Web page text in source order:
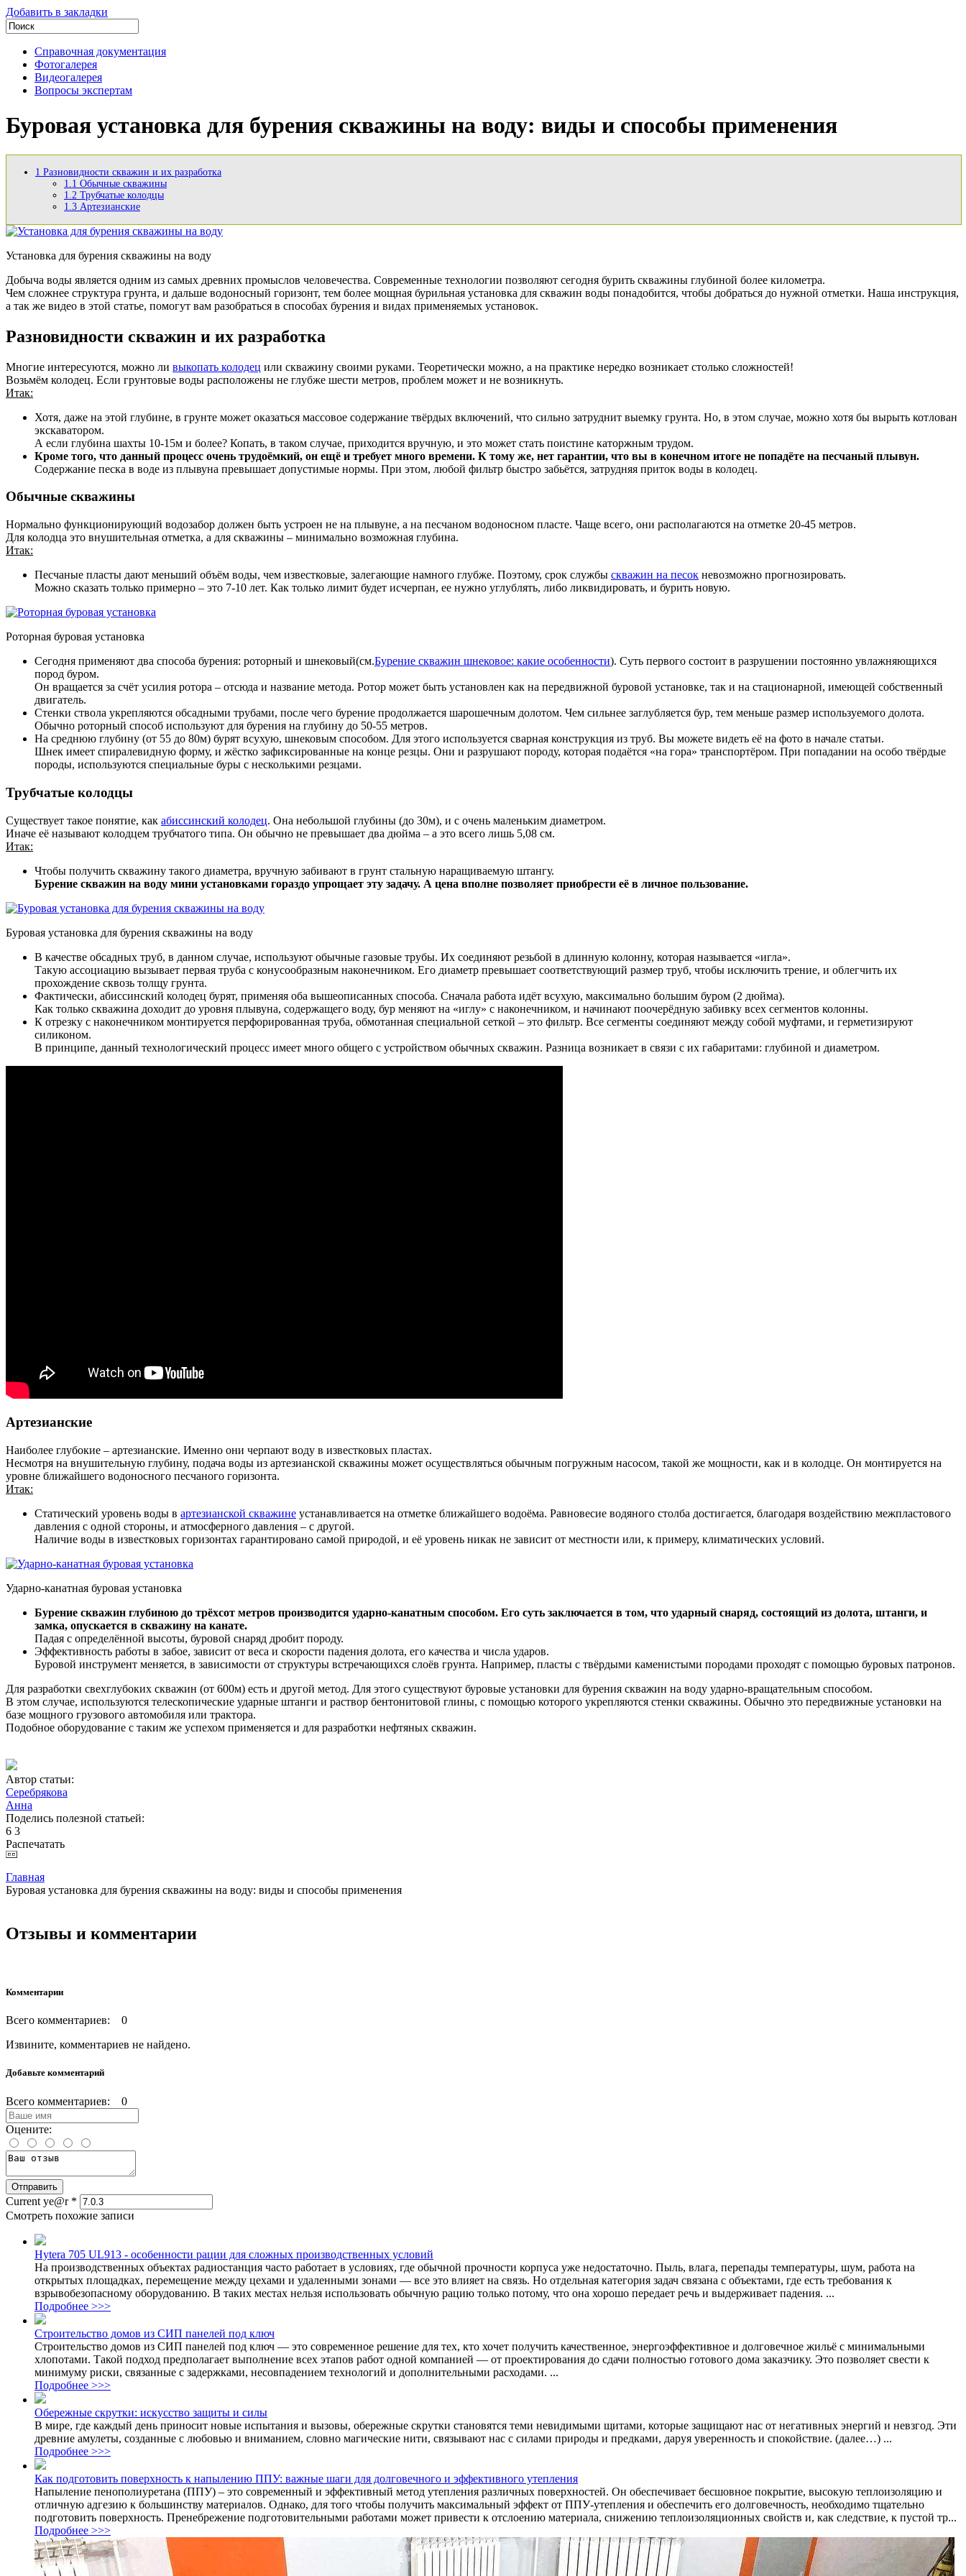
Добавить в закладки
Справочная документация
Фотогалерея
Видеогалерея
Вопросы экспертам
Буровая установка для бурения скважины на воду: виды и способы применения
1 Разновидности скважин и их разработка
1.1 Обычные скважины
1.2 Трубчатые колодцы
1.3 Артезианские
Установка для бурения скважины на воду
Добыча воды является одним из самых древних промыслов человечества. Современные технологии позволяют сегодня бурить скважины глубиной более километра.
Чем сложнее структура грунта, и дальше водоносный горизонт, тем более мощная бурильная установка для скважин воды понадобится, чтобы добраться до нужной отметки. Наша инструкция,
а так же видео в этой статье, помогут вам разобраться в способах бурения и видах применяемых установок.
Разновидности скважин и их разработка
Многие интересуются, можно ли выкопать колодец или скважину своими руками. Теоретически можно, а на практике нередко возникает столько сложностей!
Возьмём колодец. Если грунтовые воды расположены не глубже шести метров, проблем может и не возникнуть.
Итак:
Хотя, даже на этой глубине, в грунте может оказаться массовое содержание твёрдых включений, что сильно затруднит выемку грунта. Но, в этом случае, можно хотя бы вырыть котлован
экскаватором.
А если глубина шахты 10-15м и более? Копать, в таком случае, приходится вручную, и это может стать поистине каторжным трудом.
Кроме того, что данный процесс очень трудоёмкий, он ещё и требует много времени. К тому же, нет гарантии, что вы в конечном итоге не попадёте на песчаный плывун.
Содержание песка в воде из плывуна превышает допустимые нормы. При этом, любой фильтр быстро забьётся, затрудняя приток воды в колодец.
Обычные скважины
Нормально функционирующий водозабор должен быть устроен не на плывуне, а на песчаном водоносном пласте. Чаще всего, они располагаются на отметке 20-45 метров.
Для колодца это внушительная отметка, а для скважины – минимально возможная глубина.
Итак:
Песчаные пласты дают меньший объём воды, чем известковые, залегающие намного глубже. Поэтому, срок службы скважин на песок невозможно прогнозировать.
Можно сказать только примерно – это 7-10 лет. Как только лимит будет исчерпан, ее нужно углублять, либо ликвидировать, и бурить новую.
Роторная буровая установка
Сегодня применяют два способа бурения: роторный и шнековый(см.Бурение скважин шнековое: какие особенности). Суть первого состоит в разрушении постоянно увлажняющихся
пород буром.
Он вращается за счёт усилия ротора – отсюда и название метода. Ротор может быть установлен как на передвижной буровой установке, так и на стационарной, имеющей собственный
двигатель.
Стенки ствола укрепляются обсадными трубами, после чего бурение продолжается шарошечным долотом. Чем сильнее заглубляется бур, тем меньше размер используемого долота.
Обычно роторный способ используют для бурения на глубину до 50-55 метров.
На среднюю глубину (от 55 до 80м) бурят всухую, шнековым способом. Для этого используется сварная конструкция из труб. Вы можете видеть её на фото в начале статьи.
Шнек имеет спиралевидную форму, и жёстко зафиксированные на конце резцы. Они и разрушают породу, которая подаётся «на гора» транспортёром. При попадании на особо твёрдые
породы, используются специальные буры с несколькими резцами.
Трубчатые колодцы
Существует такое понятие, как абиссинский колодец. Она небольшой глубины (до 30м), и с очень маленьким диаметром.
Иначе её называют колодцем трубчатого типа. Он обычно не превышает два дюйма – а это всего лишь 5,08 см.
Итак:
Чтобы получить скважину такого диаметра, вручную забивают в грунт стальную наращиваемую штангу.
Бурение скважин на воду мини установками гораздо упрощает эту задачу. А цена вполне позволяет приобрести её в личное пользование.
Буровая установка для бурения скважины на воду
В качестве обсадных труб, в данном случае, используют обычные газовые трубы. Их соединяют резьбой в длинную колонну, которая называется «игла».
Такую ассоциацию вызывает первая труба с конусообразным наконечником. Его диаметр превышает соответствующий размер труб, чтобы исключить трение, и облегчить их
прохождение сквозь толщу грунта.
Фактически, абиссинский колодец бурят, применяя оба вышеописанных способа. Сначала работа идёт всухую, максимально большим буром (2 дюйма).
Как только скважина доходит до уровня плывуна, содержащего воду, бур меняют на «иглу» с наконечником, и начинают поочерёдную забивку всех сегментов колонны.
К отрезку с наконечником монтируется перфорированная труба, обмотанная специальной сеткой – это фильтр. Все сегменты соединяют между собой муфтами, и герметизируют
силиконом.
В принципе, данный технологический процесс имеет много общего с устройством обычных скважин. Разница возникает в связи с их габаритами: глубиной и диаметром.
Артезианские
Наиболее глубокие – артезианские. Именно они черпают воду в известковых пластах.
Несмотря на внушительную глубину, подача воды из артезианской скважины может осуществляться обычным погружным насосом, такой же мощности, как и в колодце. Он монтируется на
уровне ближайшего водоносного песчаного горизонта.
Итак:
Статический уровень воды в артезианской скважине устанавливается на отметке ближайшего водоёма. Равновесие водяного столба достигается, благодаря воздействию межпластового
давления с одной стороны, и атмосферного давления – с другой.
Наличие воды в известковых горизонтах гарантировано самой природой, и её уровень никак не зависит от местности или, к примеру, климатических условий.
Ударно-канатная буровая установка
Бурение скважин глубиною до трёхсот метров производится ударно-канатным способом. Его суть заключается в том, что ударный снаряд, состоящий из долота, штанги, и
замка, опускается в скважину на канате.
Падая с определённой высоты, буровой снаряд дробит породу.
Эффективность работы в забое, зависит от веса и скорости падения долота, его качества и числа ударов.
Буровой инструмент меняется, в зависимости от структуры встречающихся слоёв грунта. Например, пласты с твёрдыми каменистыми породами проходят с помощью буровых патронов.
Для разработки свехглубоких скважин (от 600м) есть и другой метод. Для этого существуют буровые установки для бурения скважин на воду ударно-вращательным способом.
В этом случае, используются телескопические ударные штанги и раствор бентонитовой глины, с помощью которого укрепляются стенки скважины. Обычно это передвижные установки на
базе мощного грузового автомобиля или трактора.
Подобное оборудование с таким же успехом применяется и для разработки нефтяных скважин.
Автор статьи:
Серебрякова
Анна
Поделись полезной статьей:
6 3
Распечатать
Главная
Буровая установка для бурения скважины на воду: виды и способы применения
Отзывы и комментарии
Комментарии
Всего комментариев: 0
Извините, комментариев не найдено.
Добавьте комментарий
Всего комментариев: 0
Оцените:
Current ye@r *
Смотреть похожие записи
Hytera 705 UL913 - особенности рации для сложных производственных условий
На производственных объектах радиостанция часто работает в условиях, где обычной прочности корпуса уже недостаточно. Пыль, влага, перепады температуры, шум, работа на
открытых площадках, перемещение между цехами и удаленными зонами — все это влияет на связь. Но отдельная категория задач связана с объектами, где есть требования к
взрывобезопасному оборудованию. В таких местах нельзя использовать обычную рацию только потому, что она хорошо передает речь и выдерживает падения. ...
Подробнее >>>
Строительство домов из СИП панелей под ключ
Строительство домов из СИП панелей под ключ — это современное решение для тех, кто хочет получить качественное, энергоэффективное и долговечное жильё с минимальными
хлопотами. Такой подход предполагает выполнение всех этапов работ одной компанией — от проектирования до сдачи полностью готового дома заказчику. Это позволяет свести к
минимуму риски, связанные с задержками, несовпадением технологий и дополнительными расходами. ...
Подробнее >>>
Обережные скрутки: искусство защиты и силы
В мире, где каждый день приносит новые испытания и вызовы, обережные скрутки становятся теми невидимыми щитами, которые защищают нас от негативных энергий и невзгод. Эти
древние амулеты, созданные с любовью и вниманием, словно магические нити, связывают нас с силами природы и предками, даруя уверенность и спокойствие. (далее…) ...
Подробнее >>>
Как подготовить поверхность к напылению ППУ: важные шаги для долговечного и эффективного утепления
Напыление пенополиуретана (ППУ) – это современный и эффективный метод утепления различных поверхностей. Он обеспечивает бесшовное покрытие, высокую теплоизоляцию и
отличную адгезию к большинству материалов. Однако, для того чтобы получить максимальный эффект от ППУ-утепления и обеспечить его долговечность, необходимо тщательно
подготовить поверхность. Пренебрежение подготовительными работами может привести к отслоению материала, снижению теплоизоляционных свойств и, как следствие, к пустой тр...
Подробнее >>>